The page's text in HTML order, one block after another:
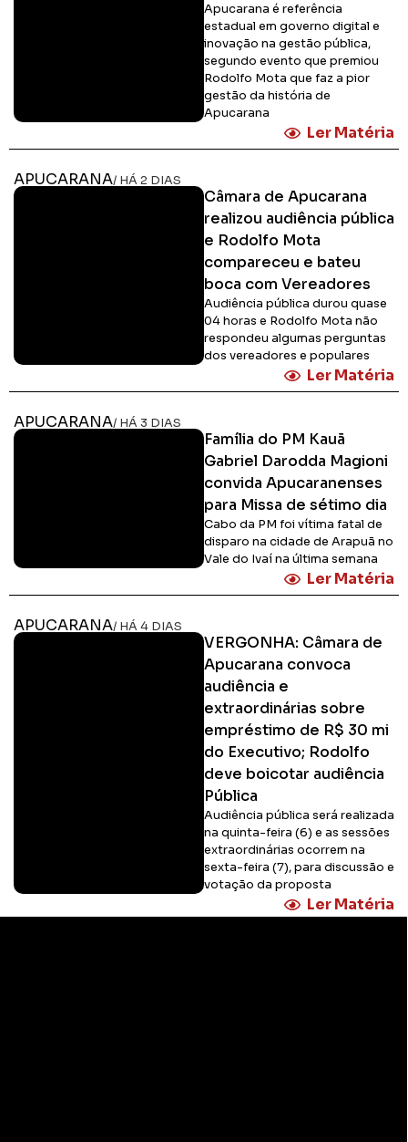
Apucarana é referência
estadual em governo digital e
inovação na gestão pública,
segundo evento que premiou
Rodolfo Mota que faz a pior
gestão da história de
Apucarana
Ler Matéria
APUCARANA/ HÁ 2 DIAS
Câmara de Apucarana
realizou audiência pública
e Rodolfo Mota
compareceu e bateu
boca com Vereadores
Audiência pública durou quase
04 horas e Rodolfo Mota não
respondeu algumas perguntas
dos vereadores e populares
Ler Matéria
APUCARANA/ HÁ 3 DIAS
Família do PM Kauã
Gabriel Darodda Magioni
convida Apucaranenses
para Missa de sétimo dia
Cabo da PM foi vítima fatal de
disparo na cidade de Arapuã no
Vale do Ivaí na última semana
Ler Matéria
APUCARANA/ HÁ 4 DIAS
VERGONHA: Câmara de
Apucarana convoca
audiência e
extraordinárias sobre
empréstimo de R$ 30 mi
do Executivo; Rodolfo
deve boicotar audiência
Pública
Audiência pública será realizada
na quinta-feira (6) e as sessões
extraordinárias ocorrem na
sexta-feira (7), para discussão e
votação da proposta
Ler Matéria